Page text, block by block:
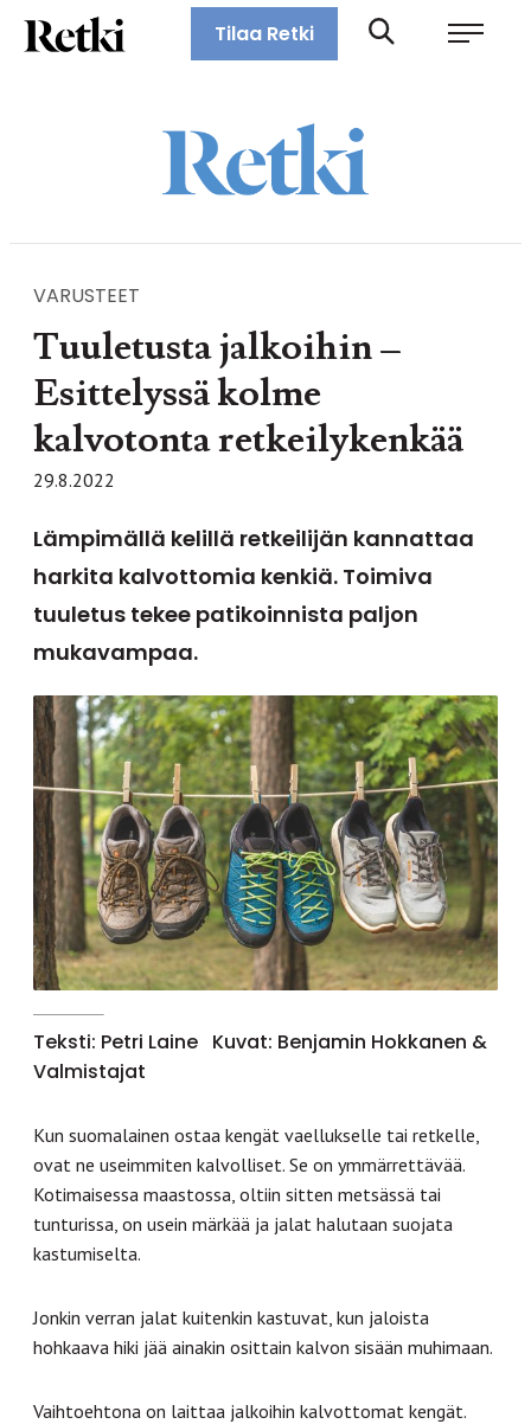
Siirry
suoraan
Retki-lehti
Tilaa Retki
VARUSTEET
Tuuletusta jalkoihin –
Esittelyssä kolme
kalvotonta retkeilykenkää
29.8.2022
Lämpimällä kelillä retkeilijän kannattaa
harkita kalvottomia kenkiä. Toimiva
tuuletus tekee patikoinnista paljon
mukavampaa.
Teksti: Petri Laine Kuvat: Benjamin Hokkanen &
Valmistajat
Kun suomalainen ostaa kengät vaellukselle tai retkelle,
ovat ne useimmiten kalvolliset. Se on ymmärrettävää.
Kotimaisessa maastossa, oltiin sitten metsässä tai
tunturissa, on usein märkää ja jalat halutaan suojata
kastumiselta.
Jonkin verran jalat kuitenkin kastuvat, kun jaloista
hohkaava hiki jää ainakin osittain kalvon sisään muhimaan.
Vaihtoehtona on laittaa jalkoihin kalvottomat kengät.